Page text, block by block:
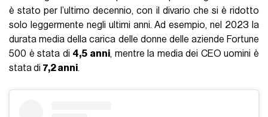
è stato per l’ultimo decennio, con il divario che si è ridotto
solo leggermente negli ultimi anni. Ad esempio, nel 2023 la
durata media della carica delle donne delle aziende Fortune
500 è stata di 4,5 anni, mentre la media dei CEO uomini è
stata di 7,2 anni.